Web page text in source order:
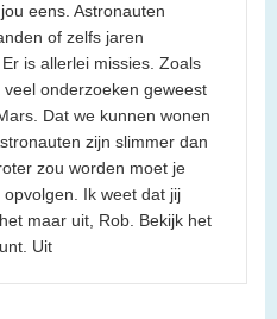
eens. Astronauten
of zelfs jaren
is allerlei missies. Zoals
onderzoeken geweest
Dat we kunnen wonen
zijn slimmer dan
zou worden moet je
Ik weet dat jij
maar uit, Rob. Bekijk het
Uit